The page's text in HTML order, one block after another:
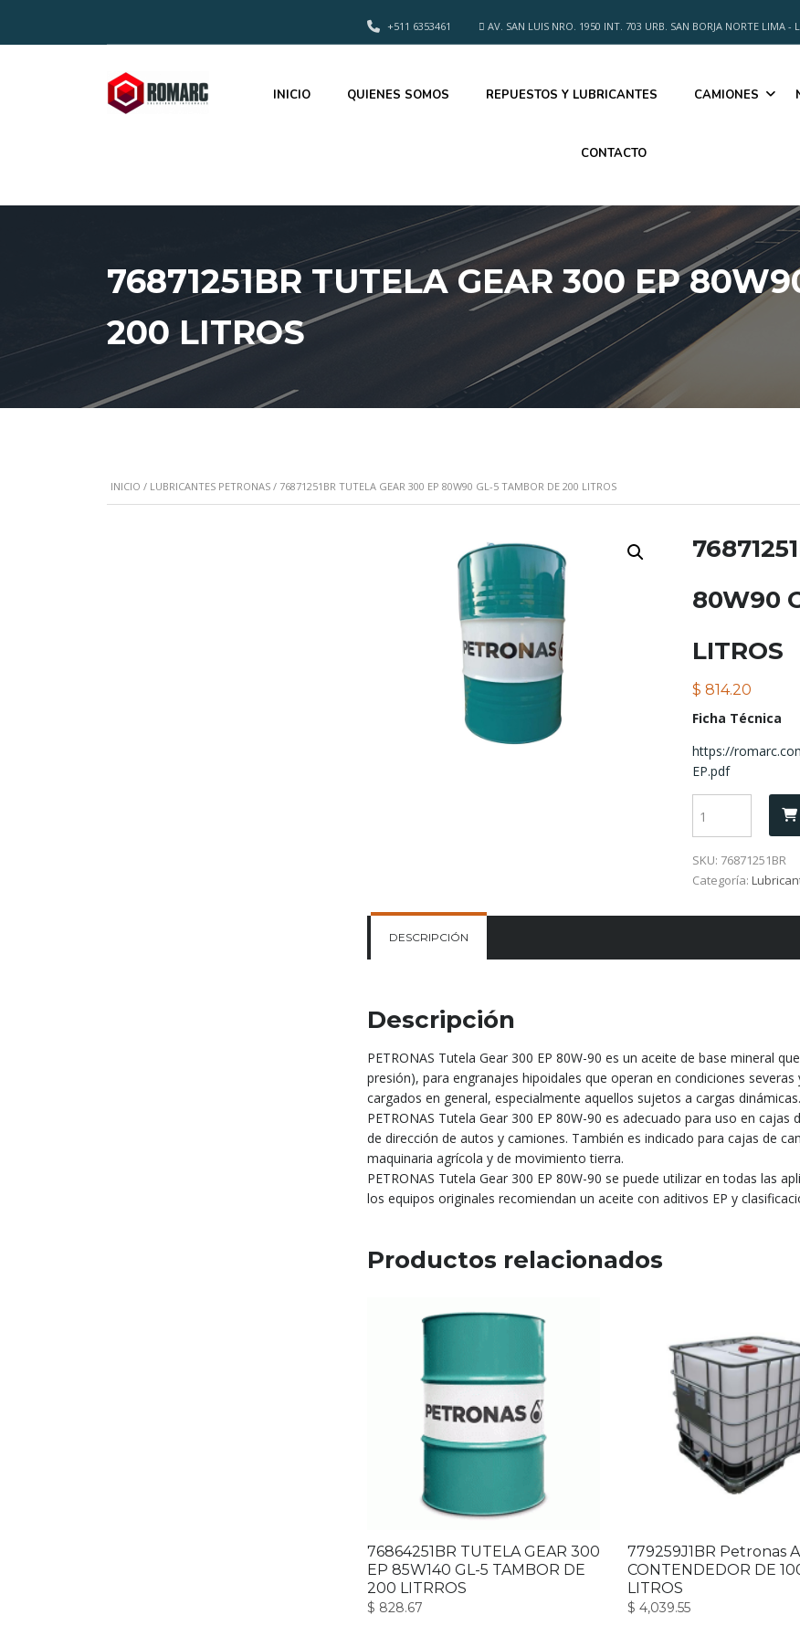
AV. SAN LUIS NRO. 1950 INT. 703 URB. SAN BORJA NORTE LIMA -
+511 6353461
INICIO QUIENES SOMOS REPUESTOS Y LUBRICANTES CAMIONES
CONTACTO
76871251BR TUTELA GEAR 300 EP
200 LITROS
INICIO / LUBRICANTES PETRONAS / 76871251BR TUTELA GEAR 300 EP 80W90 GL-5 TAMBOR DE 200 LITROS
80W90
LITROS
$ 814.20
Ficha Técnica
https://
EP.pdf
SKU: 76871251BR
Categoría:
DESCRIPCIÓN
Descripción
PETRONAS Tutela Gear 300 EP 80W-90 es un aceite de base mineral
presión), para engranajes hipoidales que operan en condiciones
cargados en general, especialmente aquellos sujetos a cargas dinámicas.
PETRONAS Tutela Gear 300 EP 80W-90 es adecuado para uso en
de dirección de autos y camiones. También es indicado para cajas de
maquinaria agrícola y de movimiento tierra.
PETRONAS Tutela Gear 300 EP 80W-90 se puede utilizar en todas las
los equipos originales recomiendan un aceite con aditivos EP y
Productos relacionados
76864251BR TUTELA GEAR 300
EP 85W140 GL-5 TAMBOR DE
200 LITRROS
$ 828.67
779259J1BR Petronas
CONTENDEDOR DE
LITROS
$ 4,039.55